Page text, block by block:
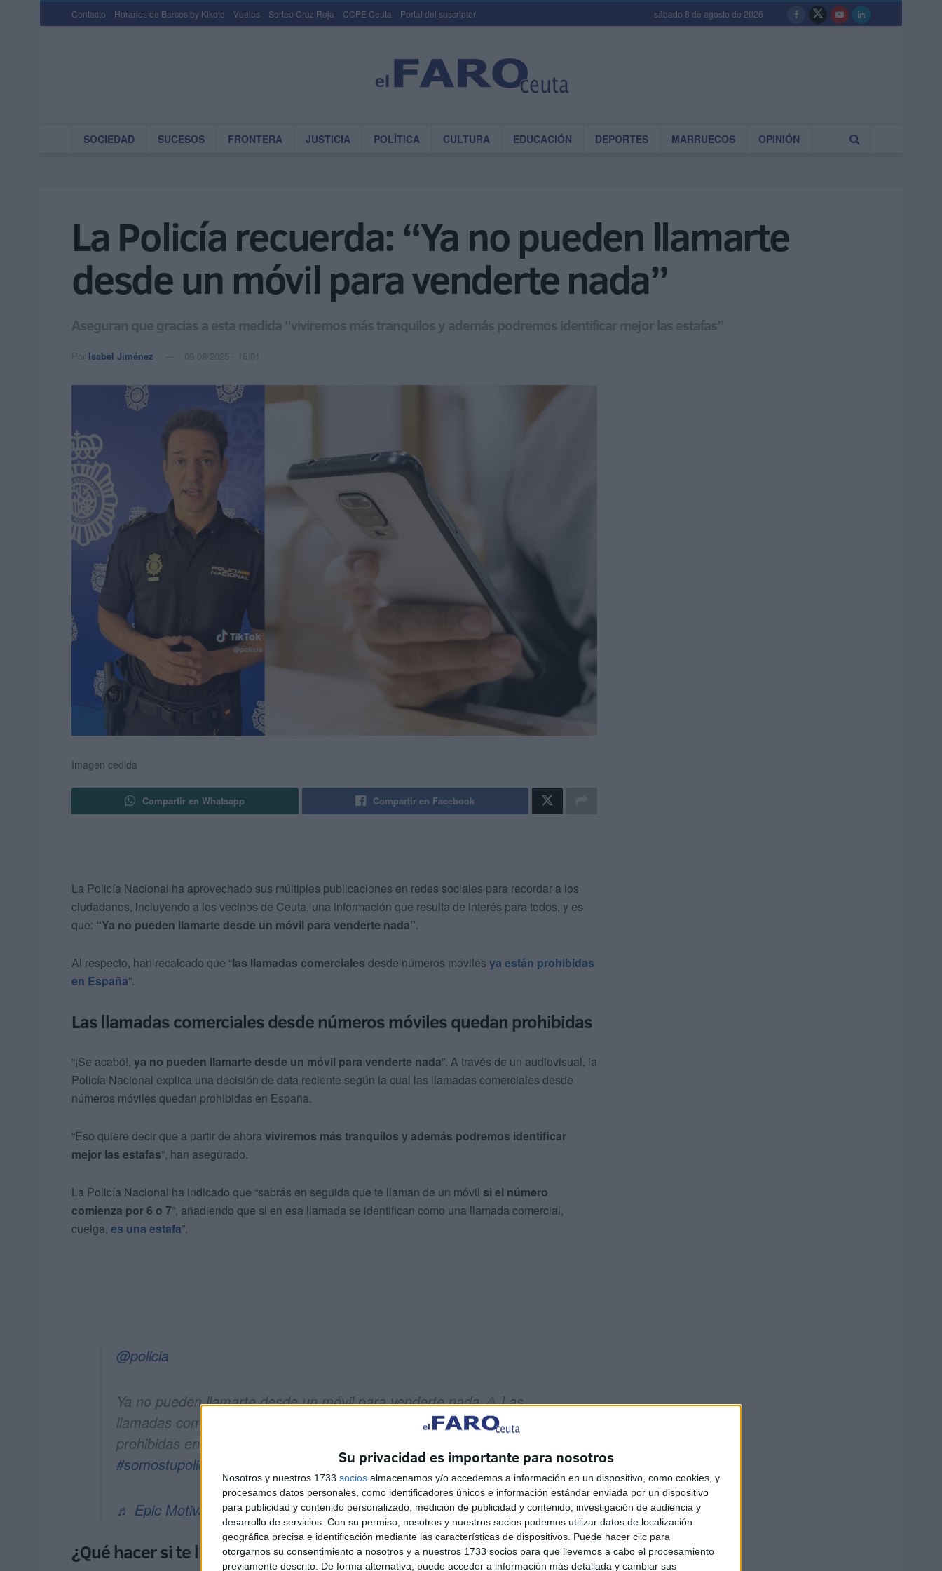
Su privacidad es importante para nosotros
Nosotros y nuestros 1733 socios almacenamos y/o accedemos a información en un dispositivo, como cookies, y
procesamos datos personales, como identificadores únicos e información estándar enviada por un dispositivo
para publicidad y contenido personalizado, medición de publicidad y contenido, investigación de audiencia y
desarrollo de servicios. Con su permiso, nosotros y nuestros socios podemos utilizar datos de localización
geográfica precisa e identificación mediante las características de dispositivos. Puede hacer clic para
otorgarnos su consentimiento a nosotros y a nuestros 1733 socios para que llevemos a cabo el procesamiento
previamente descrito. De forma alternativa, puede acceder a información más detallada y cambiar sus
Contacto Horarios de Barcos by Kikoto Vuelos Sorteo Cruz Roja COPE Ceuta Portal del suscriptor sábado 8 de agosto de 2026
SOCIEDAD SUCESOS FRONTERA JUSTICIA POLÍTICA CULTURA EDUCACIÓN DEPORTES MARRUECOS OPINIÓN
La Policía recuerda: “Ya no pueden llamarte
desde un móvil para venderte nada”
Aseguran que gracias a esta medida "viviremos más tranquilos y además podremos identificar mejor las estafas”
Por Isabel Jiménez 09/08/2025 - 16:01
Imagen cedida
Compartir en Whatsapp Compartir en Facebook
La Policía Nacional ha aprovechado sus múltiples publicaciones en redes sociales para recordar a los
ciudadanos, incluyendo a los vecinos de Ceuta, una información que resulta de interés para todos, y es
que: “Ya no pueden llamarte desde un móvil para venderte nada”.
Al respecto, han recalcado que “las llamadas comerciales desde números móviles ya están prohibidas
en España”.
Las llamadas comerciales desde números móviles quedan prohibidas
“¡Se acabó!, ya no pueden llamarte desde un móvil para venderte nada”. A través de un audiovisual, la
Policía Nacional explica una decisión de data reciente según la cual las llamadas comerciales desde
números móviles quedan prohibidas en España.
“Eso quiere decir que a partir de ahora viviremos más tranquilos y además podremos identificar
mejor las estafas”, han asegurado.
La Policía Nacional ha indicado que “sabrás en seguida que te llaman de un móvil si el número
comienza por 6 o 7”, añadiendo que si en esa llamada se identifican como una llamada comercial,
cuelga, es una estafa”.
@policia
Ya no pueden llamarte desde un móvil para venderte nada ⚠️ Las
llamadas comerciales desde números móviles ya están
prohibidas en España 🇪🇸
#somostupolicía
♬ Epic Motivation - Kidmada
¿Qué hacer si te llaman desde un móvil?